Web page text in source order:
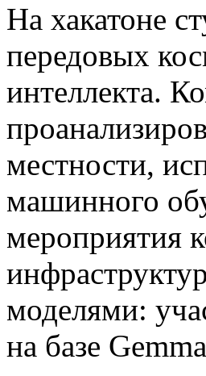
На хакатоне
передовых
интеллекта.
местности,
машинного
мероприятия
моделями:
на базе